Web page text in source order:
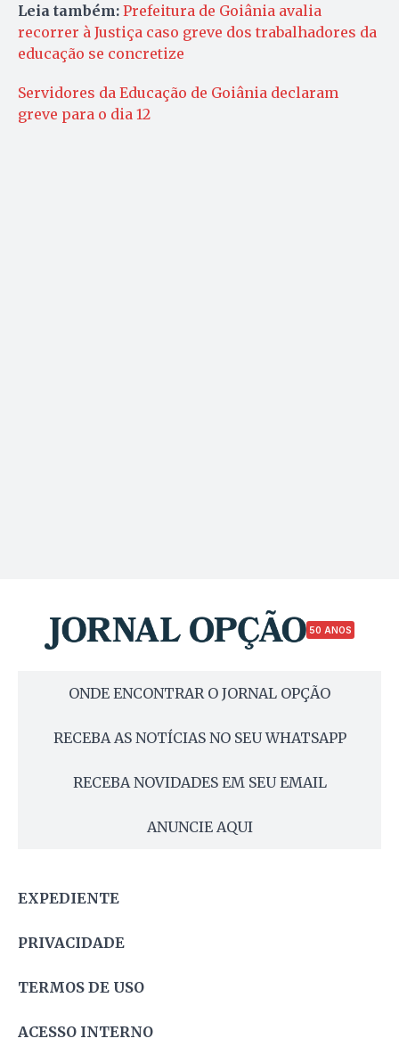
Leia também: Prefeitura de Goiânia avalia
recorrer à Justiça caso greve dos trabalhadores da
educação se concretize
Servidores da Educação de Goiânia declaram
greve para o dia 12
50 ANOS
ONDE ENCONTRAR O JORNAL OPÇÃO
RECEBA AS NOTÍCIAS NO SEU WHATSAPP
RECEBA NOVIDADES EM SEU EMAIL
ANUNCIE AQUI
EXPEDIENTE
PRIVACIDADE
TERMOS DE USO
ACESSO INTERNO